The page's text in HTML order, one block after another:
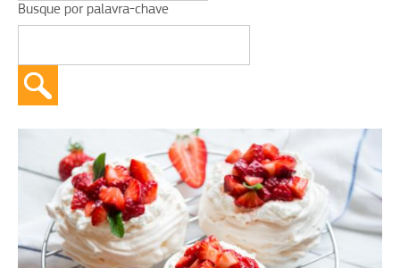
Busque por palavra-chave